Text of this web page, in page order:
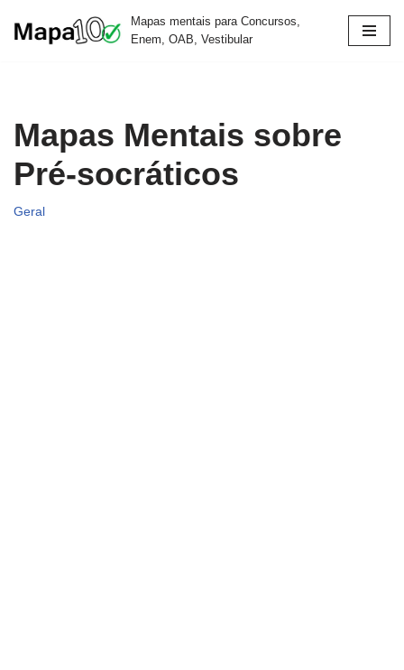
Mapas mentais para Concursos,
Enem, OAB, Vestibular
Mapas Mentais sobre
Pré-socráticos
Geral